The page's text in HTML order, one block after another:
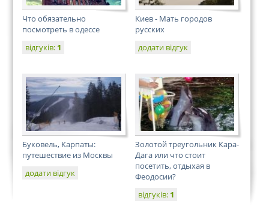
Что обязательно
посмотреть в одессе
відгуків: 1
Киев - Мать городов
русских
додати відгук
Буковель, Карпаты:
путешествие из Москвы
додати відгук
Золотой треугольник Кара-
Дага или что стоит
посетить, отдыхая в
Феодосии?
відгуків: 1